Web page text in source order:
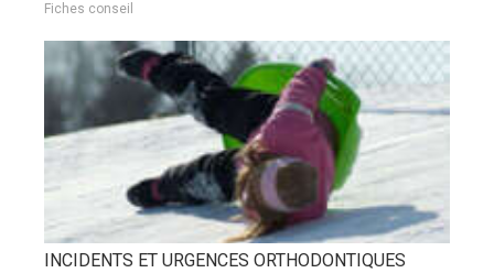
Fiches conseil
INCIDENTS ET URGENCES ORTHODONTIQUES